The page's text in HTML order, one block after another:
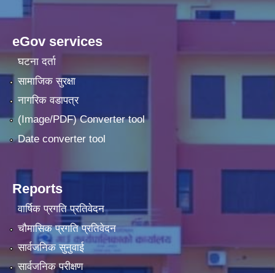
eGov services
घटना दर्ता
सामाजिक सुरक्षा
नागरिक वडापत्र
(Image/PDF) Converter tool
Date converter tool
Reports
वार्षिक प्रगति प्रतिवेदन
चौमासिक प्रगति प्रतिवेदन
सार्वजनिक सुनुवाई
सार्वजनिक परीक्षण